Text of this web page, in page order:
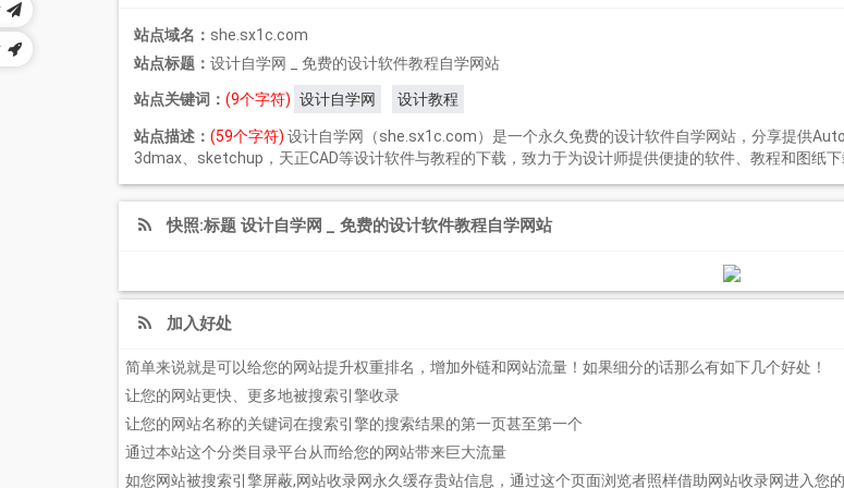
站点域名： she.sx1c.com
站点标题： 设计自学网 _ 免费的设计软件教程自学网站
站点关键词： (9个字符) 设计自学网 设计教程
站点描述： (59个字符) 设计自学网（she.sx1c.com）是一个永久免费的设计软件自学网站，分享提供
3dmax、sketchup，天正CAD等设计软件与教程的下载，致力于为设计师提供便捷的软件、教程和图纸下
快照:标题 设计自学网 _ 免费的设计软件教程自学网站
加入好处
简单来说就是可以给您的网站提升权重排名，增加外链和网站流量！如果细分的话那么有如下几个好处！
让您的网站更快、更多地被搜索引擎收录
让您的网站名称的关键词在搜索引擎的搜索结果的第一页甚至第一个
通过本站这个分类目录平台从而给您的网站带来巨大流量
如您网站被搜索引擎屏蔽,网站收录网永久缓存贵站信息，通过这个页面浏览者照样借助网站收录网进入您的